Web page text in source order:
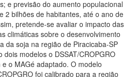
e previsão do aumento populacional
2 bilhões de habitantes, até o ano de
pretende-se avaliar o impacto das
climáticas sobre o desenvolvimento
da soja na região de Piracicaba-SP
dois modelos o DSSAT/CROPGRO
e o MAGé adaptado. O modelo
foi calibrado para a região